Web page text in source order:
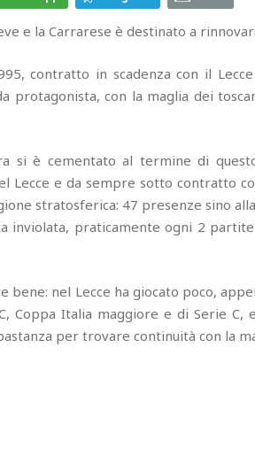
e la Carrarese è destinato a
contratto in scadenza con il
protagonista, con la maglia dei
si è cementato al termine di
e da sempre sotto contratto
stratosferica: 47 presenze sino
inviolata, praticamente ogni 2 partite
bene: nel Lecce ha giocato poco,
Coppa Italia maggiore e di Serie C,
per trovare continuità con la